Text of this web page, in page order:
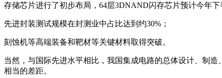
存储芯片进行了初步布局，64层3DNAND闪存芯片预计今年
先进封装测试规模在封测业中占比达到约30%；
刻蚀机等高端装备和靶材等关键材料取得突破。
当然，与国际先进水平相比，我国集成电路的总体设计、制
相当的差距。